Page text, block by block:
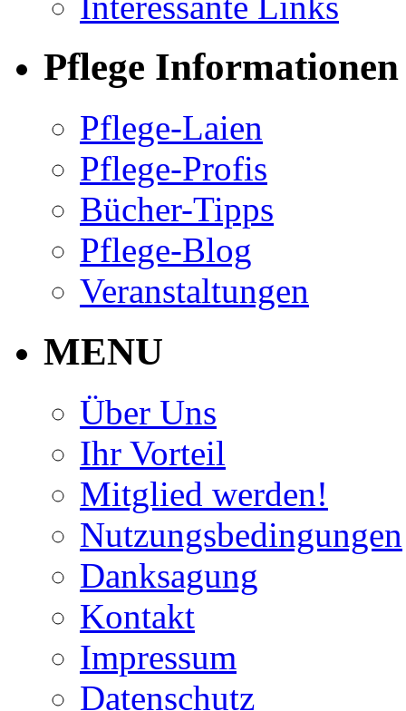
Pflege Informationen
Pflege-Laien
Pflege-Profis
Bücher-Tipps
Pflege-Blog
Veranstaltungen
MENU
Über Uns
Ihr Vorteil
Mitglied werden!
Nutzungsbedingungen
Danksagung
Kontakt
Impressum
Datenschutz